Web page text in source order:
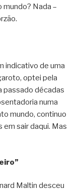
Nada –
indicativo de uma
optei pela
passado décadas
numa
mundo, continuo
em sair daqui. Mas
Maltin desceu